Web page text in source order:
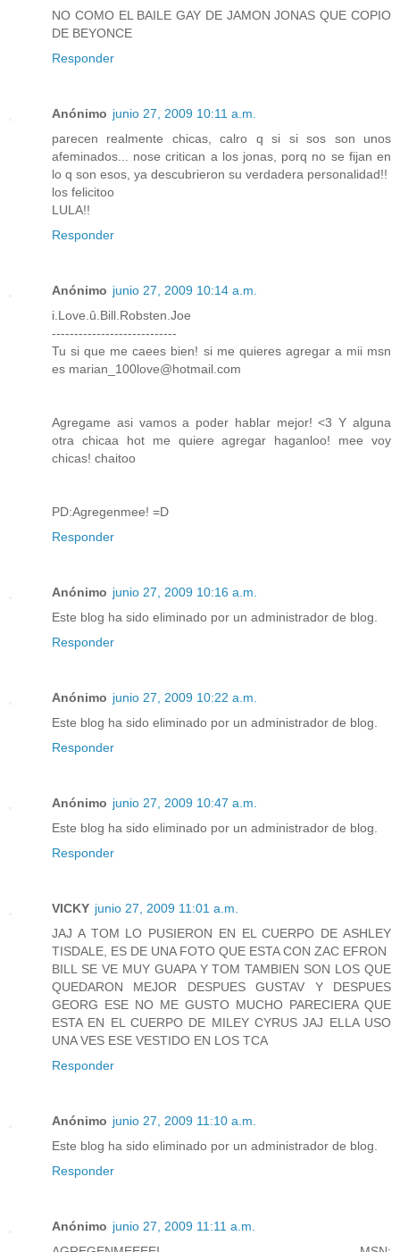
NO COMO EL BAILE GAY DE JAMON JONAS QUE COPIO
DE BEYONCE
Responder
Anónimo junio 27, 2009 10:11 a.m.
parecen realmente chicas, calro q si si sos son unos
afeminados... nose critican a los jonas, porq no se fijan en
lo q son esos, ya descubrieron su verdadera personalidad!!
los felicitoo
LULA!!
Responder
Anónimo junio 27, 2009 10:14 a.m.
i.Love.û.Bill.Robsten.Joe
----------------------------
Tu si que me caees bien! si me quieres agregar a mii msn
es marian_100love@hotmail.com
Agregame asi vamos a poder hablar mejor! <3 Y alguna
otra chicaa hot me quiere agregar haganloo! mee voy
chicas! chaitoo
PD:Agregenmee! =D
Responder
Anónimo junio 27, 2009 10:16 a.m.
Este blog ha sido eliminado por un administrador de blog.
Responder
Anónimo junio 27, 2009 10:22 a.m.
Este blog ha sido eliminado por un administrador de blog.
Responder
Anónimo junio 27, 2009 10:47 a.m.
Este blog ha sido eliminado por un administrador de blog.
Responder
VICKY junio 27, 2009 11:01 a.m.
JAJ A TOM LO PUSIERON EN EL CUERPO DE ASHLEY
TISDALE, ES DE UNA FOTO QUE ESTA CON ZAC EFRON
BILL SE VE MUY GUAPA Y TOM TAMBIEN SON LOS QUE
QUEDARON MEJOR DESPUES GUSTAV Y DESPUES
GEORG ESE NO ME GUSTO MUCHO PARECIERA QUE
ESTA EN EL CUERPO DE MILEY CYRUS JAJ ELLA USO
UNA VES ESE VESTIDO EN LOS TCA
Responder
Anónimo junio 27, 2009 11:10 a.m.
Este blog ha sido eliminado por un administrador de blog.
Responder
Anónimo junio 27, 2009 11:11 a.m.